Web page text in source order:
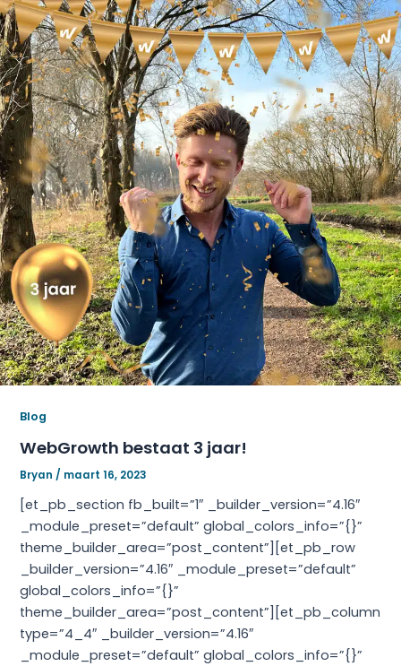
Blog
WebGrowth bestaat 3 jaar!
Bryan / maart 16, 2023
[et_pb_section fb_built=”1″ _builder_version=”4.16″
_module_preset=”default” global_colors_info=”{}”
theme_builder_area=”post_content”][et_pb_row
_builder_version=”4.16″ _module_preset=”default”
global_colors_info=”{}”
theme_builder_area=”post_content”][et_pb_column
type=”4_4″ _builder_version=”4.16″
_module_preset=”default” global_colors_info=”{}”